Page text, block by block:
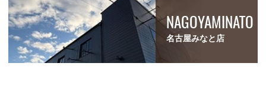
NAGOYAMINATO
名古屋みなと店